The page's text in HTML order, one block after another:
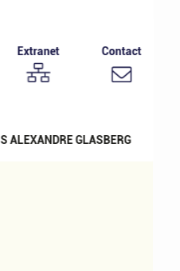
Extranet Contact
ALEXANDRE GLASBERG